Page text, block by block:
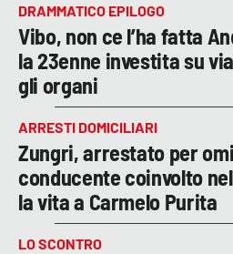
DRAMMATICO EPILOGO
Vibo, non ce l’ha fatta
la 23enne investita su
gli organi
ARRESTI DOMICILIARI
Zungri, arrestato per
conducente coinvolto
la vita a Carmelo Purita
LO SCONTRO